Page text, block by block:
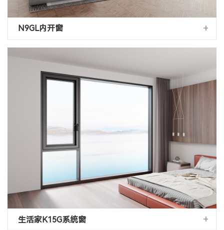
N9GL内开窗 +
生活家K15G系统窗 +